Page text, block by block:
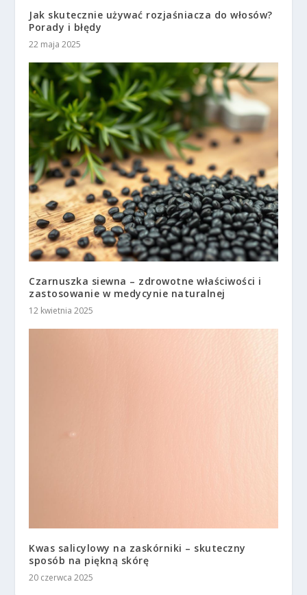
Jak skutecznie używać rozjaśniacza do włosów?
Porady i błędy
22 maja 2025
Czarnuszka siewna – zdrowotne właściwości i
zastosowanie w medycynie naturalnej
12 kwietnia 2025
Kwas salicylowy na zaskórniki – skuteczny
sposób na piękną skórę
20 czerwca 2025